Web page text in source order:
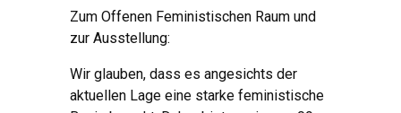
Zum Offenen Feministischen Raum und
zur Ausstellung:
Wir glauben, dass es angesichts der
aktuellen Lage eine starke feministische